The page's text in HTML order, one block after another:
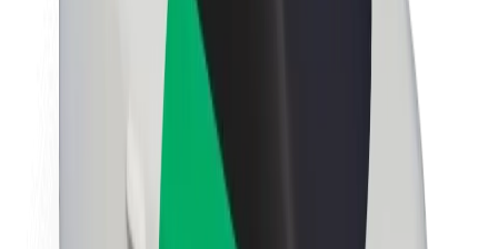
Apie „Bolt“
„Bolt“ tvarumo politika
Projektas „Zero“
Tinklaraštis
Naujienų centras
Prekių ženklo gairės
Misija